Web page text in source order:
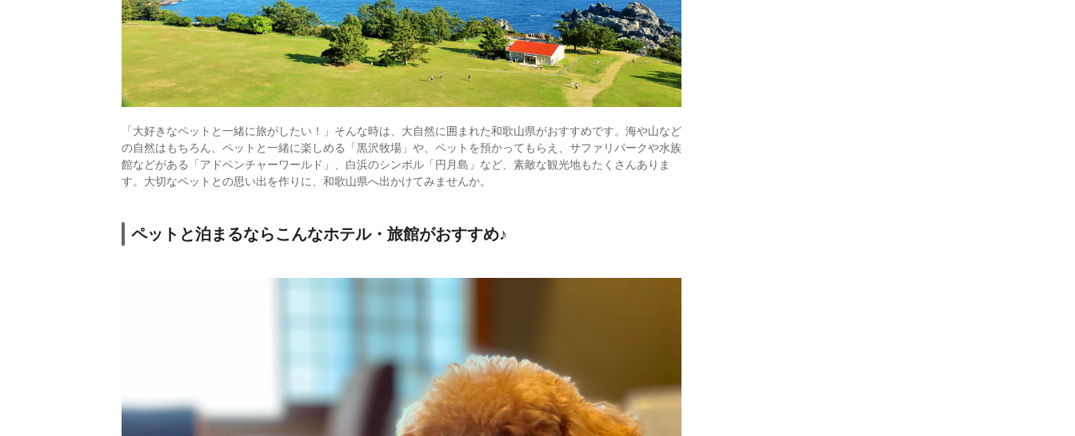
「大好きなペットと一緒に旅がしたい！」そんな時は、大自然に囲まれた和歌山県がおすすめです。海や山など
の自然はもちろん、ペットと一緒に楽しめる「黒沢牧場」や、ペットを預かってもらえ、サファリパークや水族
館などがある「アドベンチャーワールド」、白浜のシンボル「円月島」など、素敵な観光地もたくさんありま
す。大切なペットとの思い出を作りに、和歌山県へ出かけてみませんか。
ペットと泊まるならこんなホテル・旅館がおすすめ♪